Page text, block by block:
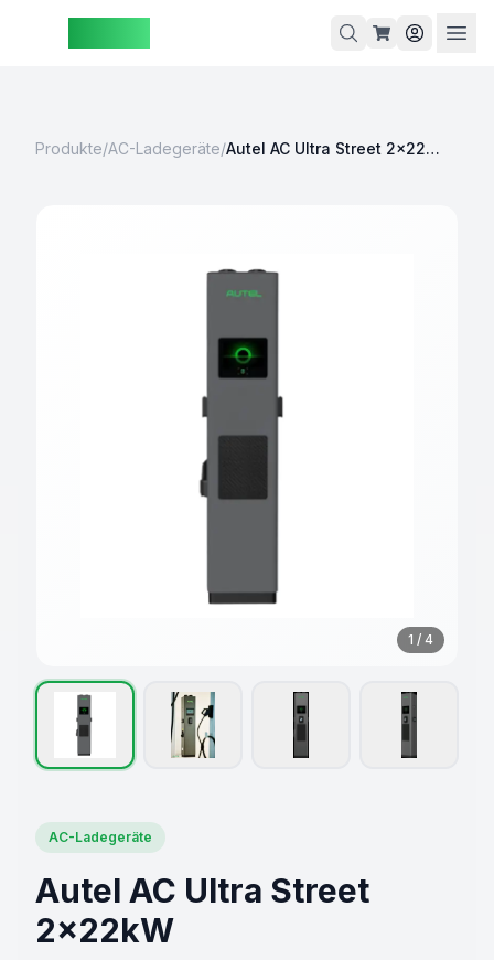
Produkte/AC-Ladegeräte/ Autel AC Ultra Street 2×22kW
1 / 4
AC-Ladegeräte
Autel AC Ultra Street
2×22kW